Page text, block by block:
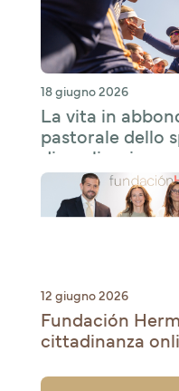
18 giugno 2026
La vita in
pastorale dello
di applicazione
12 giugno 2026
Fundación
cittadinanza